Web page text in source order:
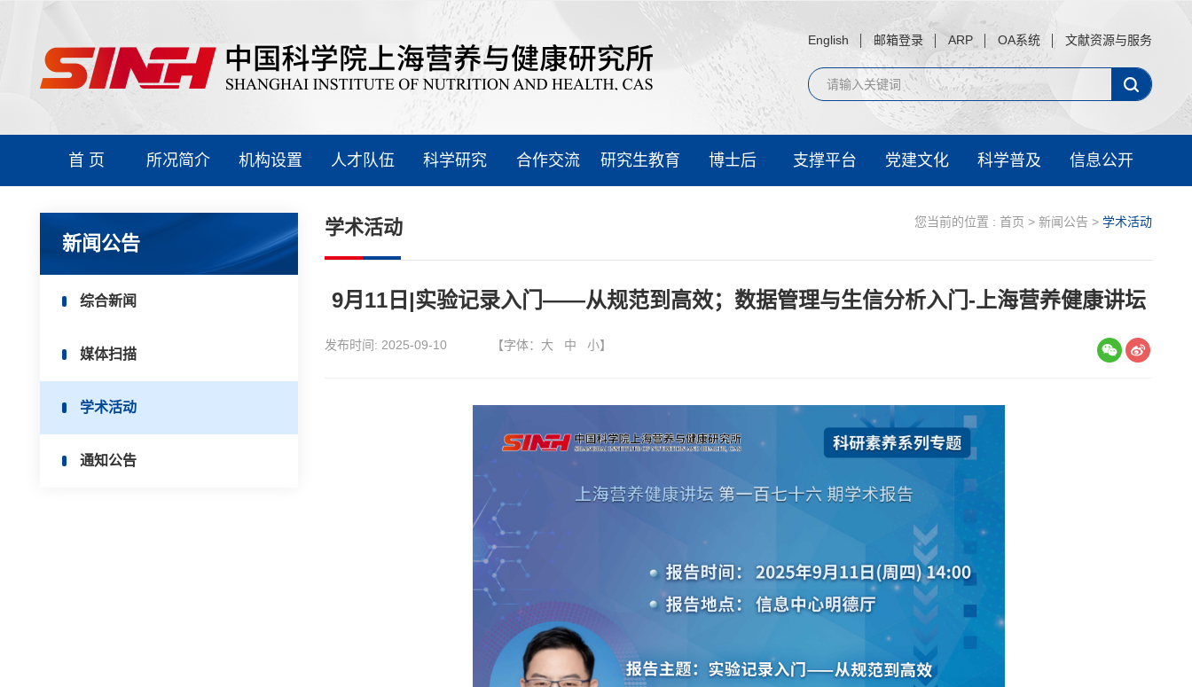
English 邮箱登录 ARP OA系统 文献资源与服务
首 页 所况简介 机构设置 人才队伍 科学研究 合作交流 研究生教育 博士后 支撑平台 党建文化 科学普及 信息公开
新闻公告
综合新闻
媒体扫描
学术活动
通知公告
学术活动 您当前的位置 : 首页 > 新闻公告 > 学术活动
9月11日|实验记录入门——从规范到高效；数据管理与生信分析入门-上海营养健康讲坛
发布时间: 2025-09-10 【字体： 大 中 小】